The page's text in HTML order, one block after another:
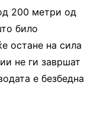
200 метри од
било
остане на сила
не ги завршат
е безбедна